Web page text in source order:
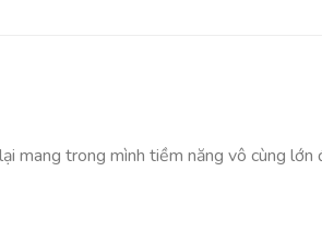
mang trong mình tiềm năng vô cùng